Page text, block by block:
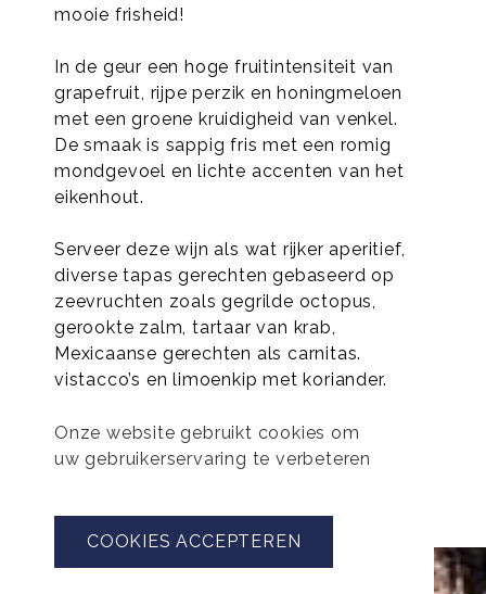
Onze website gebruikt cookies om
uw gebruikerservaring te verbeteren
COOKIES ACCEPTEREN
mooie frisheid!
In de geur een hoge fruitintensiteit van
grapefruit, rijpe perzik en honingmeloen
met een groene kruidigheid van venkel.
De smaak is sappig fris met een romig
mondgevoel en lichte accenten van het
eikenhout.
Serveer deze wijn als wat rijker aperitief,
diverse tapas gerechten gebaseerd op
zeevruchten zoals gegrilde octopus,
gerookte zalm, tartaar van krab,
Mexicaanse gerechten als carnitas.
vistacco’s en limoenkip met koriander.
TERUG NAAR OVERZICHT